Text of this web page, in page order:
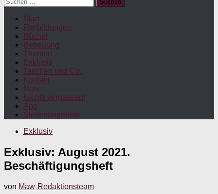
nach:
Start
Fortbildungen
Bücher
Betreuung
Themen
Exklusiv
Taschen und Co.
Kontakt
Maw
Nichts verpassen!
App
Stellenangebote
Exklusiv
Exklusiv: August 2021.
Beschäftigungsheft
von Maw-Redaktionsteam